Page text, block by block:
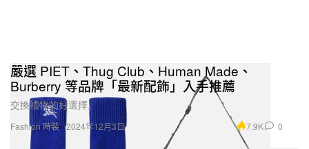
Fashion 時裝
嚴選 PIET、Thug Club、Human Made、
Burberry 等品牌「最新配飾」入手推薦
交換禮物的好選擇。
2024年12月3日 7.9K 0